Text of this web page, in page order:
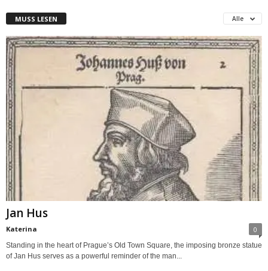
MUSS LESEN Alle
Jan Hus
Katerina 0
Standing in the heart of Prague’s Old Town Square, the imposing bronze statue
of Jan Hus serves as a powerful reminder of the man...